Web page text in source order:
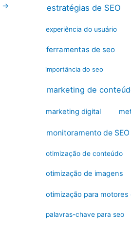
→ estratégias de SEO
experiência do usuário
ferramentas de seo
importância do seo
marketing de
marketing digital
monitoramento de SEO
otimização de conteúdo
otimização de imagens
otimização para motores
palavras-chave para seo